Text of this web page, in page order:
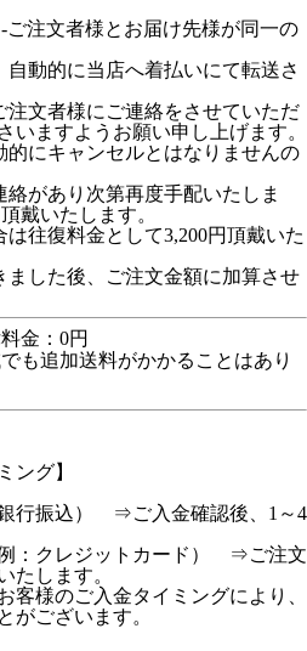
ご注文者様とお届け先様が同一の
動的に当店へ着払いにて転送さ
文者様にご連絡をさせていただ
いますようお願い申し上げます。
にキャンセルとはなりませんの
があり次第再度手配いたしま
戴いたします。
往復料金として3,200円頂戴いた
した後、ご注文金額に加算させ
金：0円
も追加送料がかかることはあり
ング】
行振込） ⇒ご入金確認後、1～4
：クレジットカード） ⇒ご注文
たします。
様のご入金タイミングにより、
がございます。